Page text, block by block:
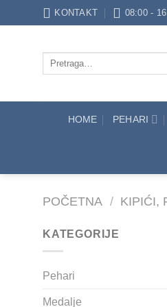
to
KONTAKT 08:00 -
Pretraži:
HOME PEHARI
POČETNA / KIPIĆI,
KATEGORIJE
Pehari
Medalje